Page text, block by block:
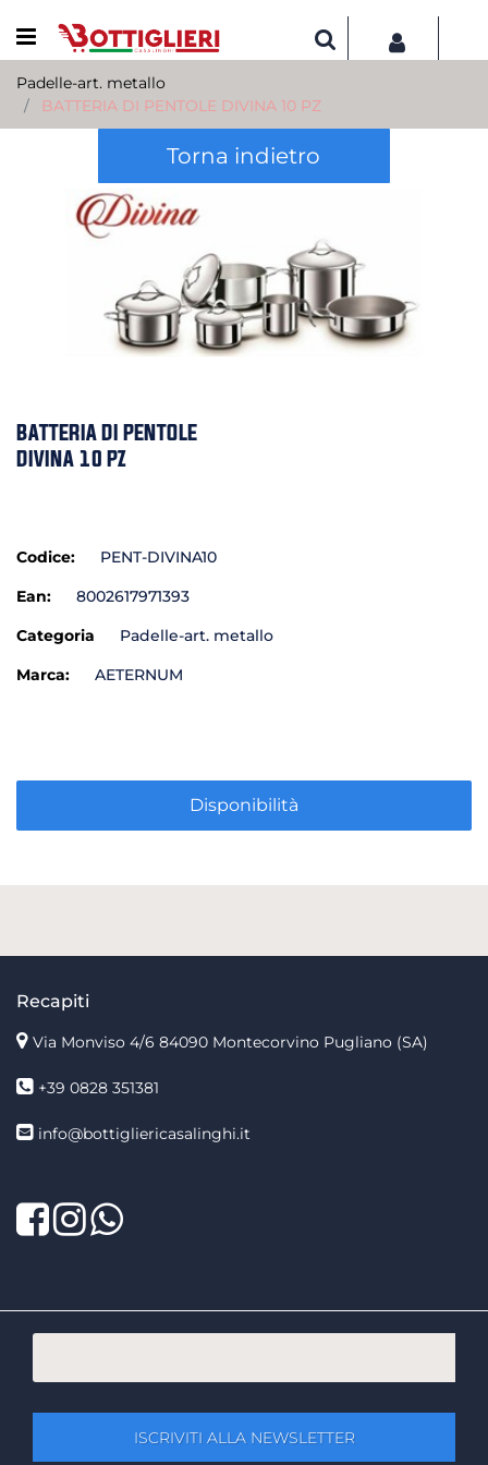
Open menu
Padelle-art. metallo
BATTERIA DI PENTOLE DIVINA 10 PZ
Torna indietro
BATTERIA DI PENTOLE
DIVINA 10 PZ
Codice:
PENT-DIVINA10
Ean:
8002617971393
Categoria
Padelle-art. metallo
Marca:
AETERNUM
Disponibilità
Recapiti
Via Monviso 4/6 84090 Montecorvino Pugliano (SA)
+39 0828 351381
info@bottigliericasalinghi.it
Facebook
TwitterLinkedIn